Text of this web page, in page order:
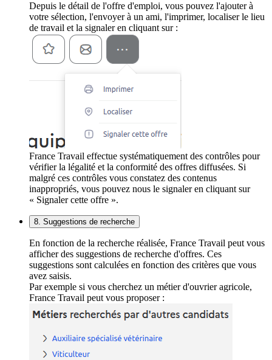
Depuis le détail de l'offre d'emploi, vous pouvez l'ajouter à
votre sélection, l'envoyer à un ami, l'imprimer, localiser le lieu
de travail et la signaler en cliquant sur :
France Travail effectue systématiquement des contrôles pour
vérifier la légalité et la conformité des offres diffusées. Si
malgré ces contrôles vous constatez des contenus
inappropriés, vous pouvez nous le signaler en cliquant sur
« Signaler cette offre ».
8. Suggestions de recherche
En fonction de la recherche réalisée, France Travail peut vous
afficher des suggestions de recherche d'offres. Ces
suggestions sont calculées en fonction des critères que vous
avez saisis.
Par exemple si vous cherchez un métier d'ouvrier agricole,
France Travail peut vous proposer :